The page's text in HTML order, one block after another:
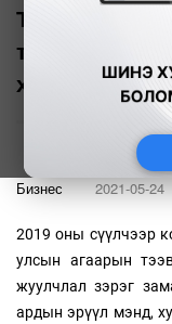
Тайванийг
тахлаас
хамруулах
Бизнес 2021-05-24
2019 оны сүүлчээр
улсын агаарын
жуулчлал зэрэг
ардын ​​эрүүл мэнд,